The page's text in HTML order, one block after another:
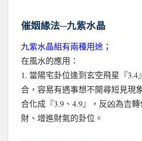
催姻緣法─九紫水晶
九紫水晶組有兩種用途；
在風水的應用：
1. 當陽宅卦位逢到玄空飛星『3.4
合，容易有遇事想不開尋短見現
合化成『3.9 、 4.9』，反凶為吉
財、增進財氣的卦位。